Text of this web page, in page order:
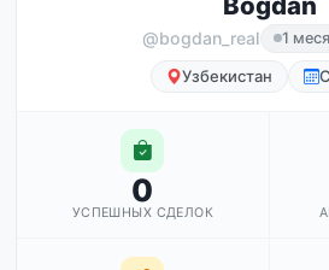
@‍bogdan_real 1
Узбекистан
0
УСПЕШНЫХ СДЕЛОК